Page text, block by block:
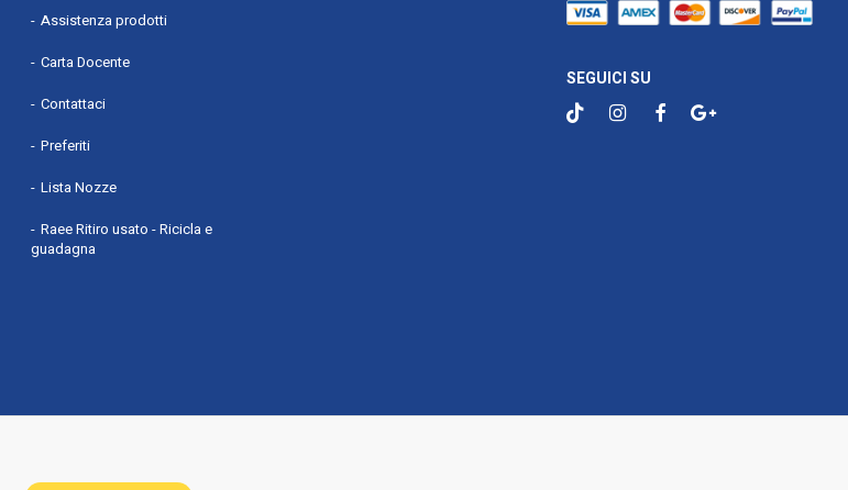
Assistenza prodotti
Carta Docente
Contattaci
Preferiti
Lista Nozze
Raee Ritiro usato - Ricicla e
guadagna
SEGUICI SU